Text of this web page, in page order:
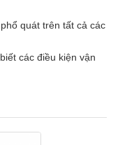
quát trên tất cả các
các điều kiện vận